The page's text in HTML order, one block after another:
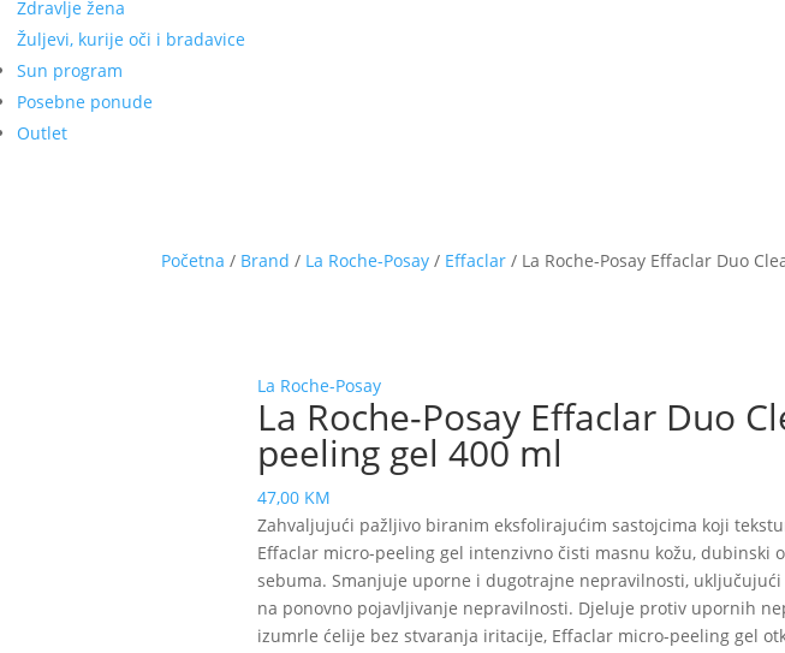
Zdravlje žena
Žuljevi, kurije oči i bradavice
Sun program
Posebne ponude
Outlet
Početna / Brand / La Roche-Posay / Effaclar / La Roche-Posay Effaclar Duo
La Roche-Posay
La Roche-Posay Effaclar Duo
peeling gel 400 ml
47,00 KM
Zahvaljujući pažljivo biranim eksfolirajućim sastojcima koji
Effaclar micro-peeling gel intenzivno čisti masnu kožu, dubinski
sebuma. Smanjuje uporne i dugotrajne nepravilnosti,
na ponovno pojavljivanje nepravilnosti. Djeluje protiv upornih
izumrle ćelije bez stvaranja iritacije, Effaclar micro-peeling gel